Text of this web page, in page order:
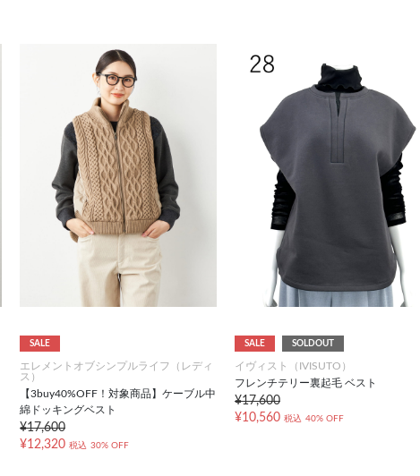
SALE
エレメントオブシンプルライフ（レディ
ス）
【3buy40%OFF！対象商品】ケーブル中
綿ドッキングベスト
¥17,600
¥12,320 税込 30% OFF
SALE SOLDOUT
イヴィスト（IVISUTO）
フレンチテリー裏起毛 ベスト
¥17,600
¥10,560 税込 40% OFF